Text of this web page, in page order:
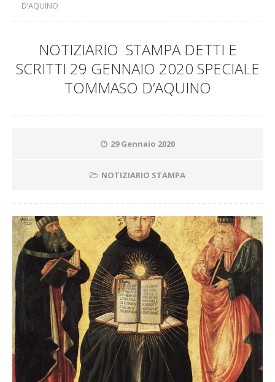
D’AQUINO
NOTIZIARIO STAMPA DETTI E
SCRITTI 29 GENNAIO 2020 SPECIALE
TOMMASO D’AQUINO
29 Gennaio 2020
NOTIZIARIO STAMPA